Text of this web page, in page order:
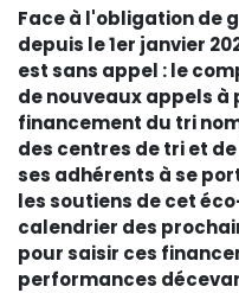
Face à l'obligation de
depuis le 1er janvier
est sans appel : le
de nouveaux appels à
financement du tri
des centres de tri et de
ses adhérents à se
les soutiens de cet
calendrier des
pour saisir ces
performances